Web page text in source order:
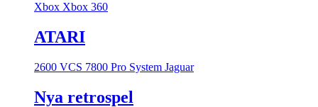
Xbox Xbox 360
ATARI
2600 VCS 7800 Pro System Jaguar
Nya retrospel